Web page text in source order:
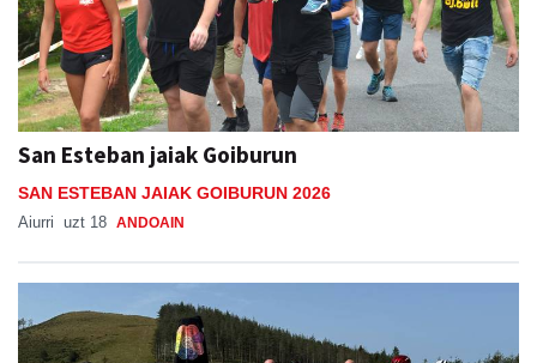
San Esteban jaiak Goiburun
SAN ESTEBAN JAIAK GOIBURUN 2026
Aiurri uzt 18 ANDOAIN